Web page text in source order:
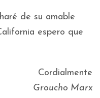
de su amable
espero que
Cordialmente
Groucho Marx